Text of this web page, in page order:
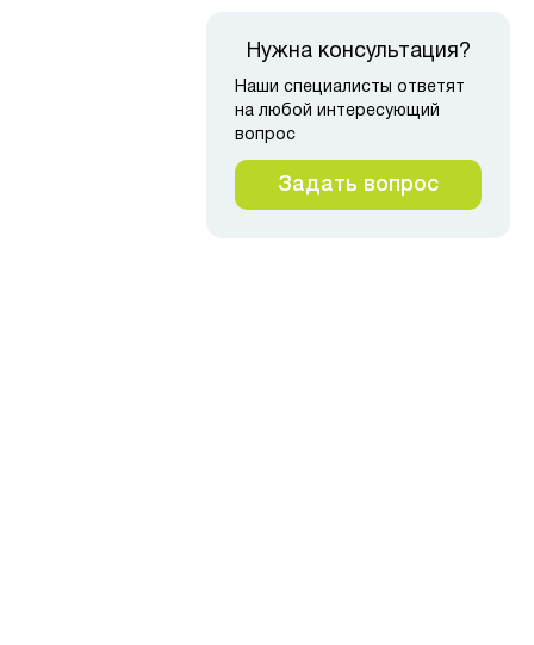
Нужна консультация?
Наши специалисты ответят
на любой интересующий
вопрос
Задать вопрос